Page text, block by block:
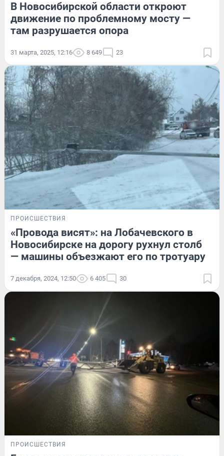
В Новосибирской области откроют
движение по проблемному мосту —
там разрушается опора
31 марта, 2025, 12:16 8 649 23
ПРОИСШЕСТВИЯ
«Провода висят»: на Лобачевского в
Новосибирске на дорогу рухнул столб
— машины объезжают его по тротуару
7 декабря, 2024, 12:50 6 405 30
ПРОИСШЕСТВИЯ